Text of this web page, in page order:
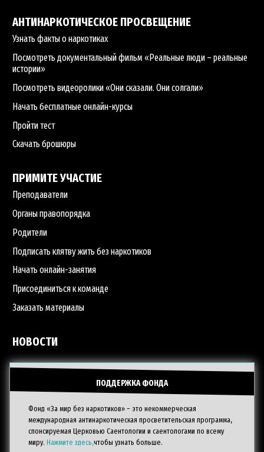
АНТИНАРКОТИЧЕСКОЕ ПРОСВЕЩЕНИЕ
Узнать факты о наркотиках
Посмотреть документальный фильм «Реальные люди – реальные
истории»
Посмотреть видеоролики «Они сказали. Они солгали»
Начать бесплатные онлайн-курсы
Пройти тест
Скачать брошюры
ПРИМИТЕ УЧАСТИЕ
Преподаватели
Органы правопорядка
Родители
Подписать клятву жить без наркотиков
Начать онлайн-занятия
Присоединиться к команде
Заказать материалы
НОВОСТИ
ПОДДЕРЖКА ФОНДА
Фонд «За мир без наркотиков» – это некоммерческая
международная антинаркотическая просветительская программа,
спонсируемая Церковью Саентологии и саентологами по всему
миру. Нажмите здесь,чтобы узнать больше.